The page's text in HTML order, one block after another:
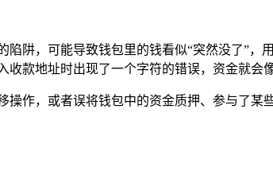
阱，可能导致钱包里的钱看似“突然没了”
款地址时出现了一个字符的错误，资金就会
操作，或者误将钱包中的资金质押、参与了